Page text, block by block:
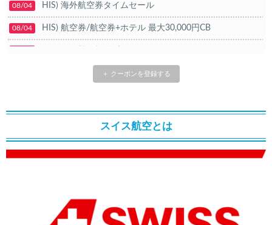
08/04 HIS) 海外航空券タイムセール
08/04 HIS) 航空券/航空券+ホテル 最大30,000円CB
Trip.com) 海外ホテル2%OFFクーポン TRIP1
07/27 Trip.com) タイ旅行 最大50%OFFセール
Trip.com) 航空券 1,500円OFFクーポン
＋ クーポンを登録する
スイス航空とは